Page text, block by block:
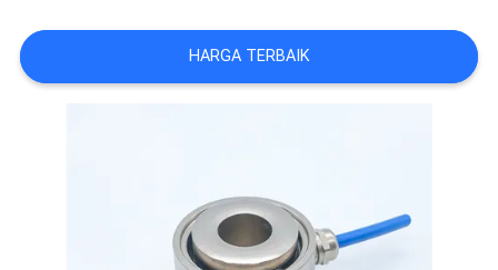
SITEMAP
HARGA TERBAIK